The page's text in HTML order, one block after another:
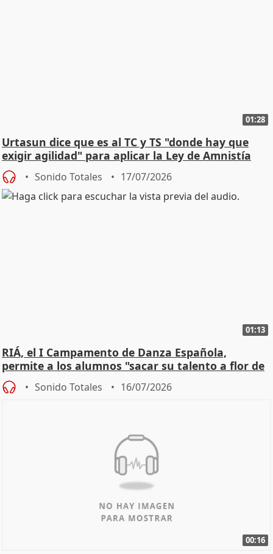
01:28
Urtasun dice que es al TC y TS "donde hay que
exigir agilidad" para aplicar la Ley de Amnistía
Sonido Totales 17/07/2026
01:13
RIÁ, el I Campamento de Danza Española,
permite a los alumnos "sacar su talento a flor de
piel"
Sonido Totales 16/07/2026
00:16